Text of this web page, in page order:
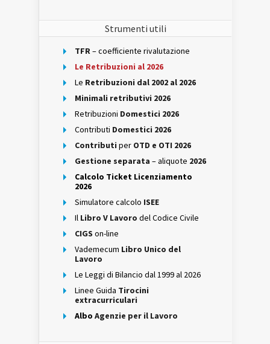
Strumenti utili
TFR– coefficiente rivalutazione
Le Retribuzioni al 2026
Le Retribuzioni dal 2002 al 2026
Minimali retributivi 2026
Retribuzioni Domestici 2026
Contributi Domestici 2026
Contributi per OTD e OTI 2026
Gestione separata – aliquote 2026
Calcolo Ticket Licenziamento
2026
Simulatore calcolo ISEE
Il Libro V Lavoro del Codice Civile
CIGS on-line
Vademecum Libro Unico del
Lavoro
Le Leggi di Bilancio dal 1999 al 2026
Linee Guida Tirocini
extracurriculari
Albo Agenzie per il Lavoro